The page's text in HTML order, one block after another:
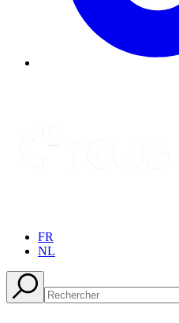
FR
NL